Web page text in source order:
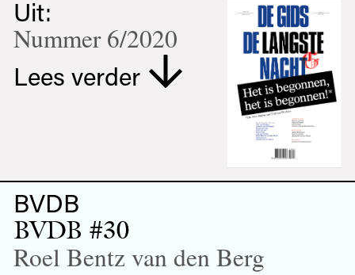
Uit:
Nummer 6/2020
Lees verder
BVDB
BVDB #30
Roel Bentz van den Berg